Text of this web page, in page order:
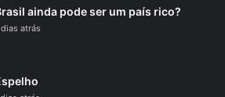
ainda pode ser um país rico?
atrás